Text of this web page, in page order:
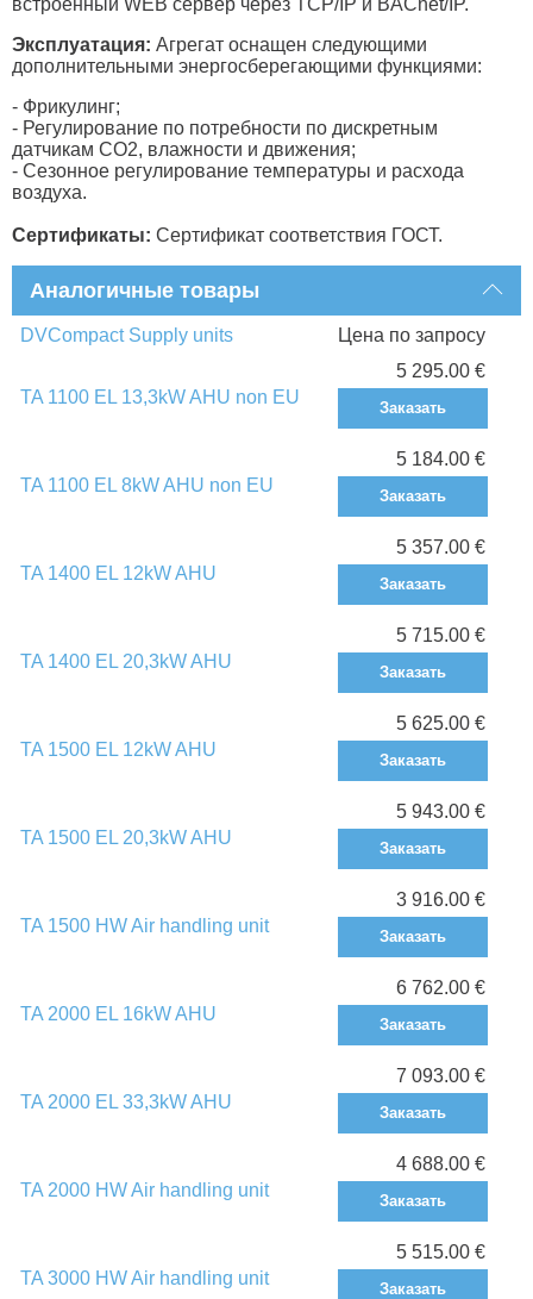
Эксплуатация: Агрегат оснащен следующими
дополнительными энергосберегающими функциями:
- Фрикулинг;
- Регулирование по потребности по дискретным
датчикам CO2, влажности и движения;
- Сезонное регулирование температуры и расхода
воздуха.
Сертификаты: Сертификат соответствия ГОСТ.
Аналогичные товары
DVCompact Supply units Цена по запросу
TA 1100 EL 13,3kW AHU non EU
5 295.00 €
Заказать
TA 1100 EL 8kW AHU non EU
5 184.00 €
Заказать
TA 1400 EL 12kW AHU
5 357.00 €
Заказать
TA 1400 EL 20,3kW AHU
5 715.00 €
Заказать
TA 1500 EL 12kW AHU
5 625.00 €
Заказать
TA 1500 EL 20,3kW AHU
5 943.00 €
Заказать
TA 1500 HW Air handling unit
3 916.00 €
Заказать
TA 2000 EL 16kW AHU
6 762.00 €
Заказать
TA 2000 EL 33,3kW AHU
7 093.00 €
Заказать
TA 2000 HW Air handling unit
4 688.00 €
Заказать
TA 3000 HW Air handling unit
5 515.00 €
Заказать